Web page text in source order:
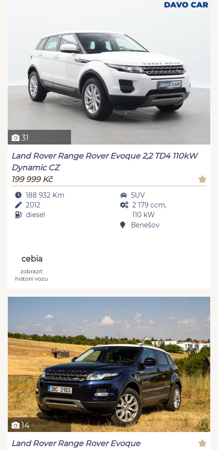
31
Land Rover Range Rover Evoque 2,2 TD4 110kW
Dynamic CZ
199 999 Kč
188 932 Km
2012
diesel
SUV
2 179 ccm,
110 kW
Benešov
cebia
zobrazit
historii vozu
14
Land Rover Range Rover Evoque